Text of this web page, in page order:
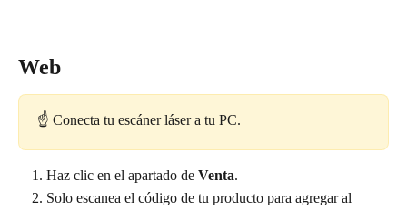
Web
☝️ Conecta tu escáner láser a tu PC.
Haz clic en el apartado de Venta.
Solo escanea el código de tu producto para agregar al